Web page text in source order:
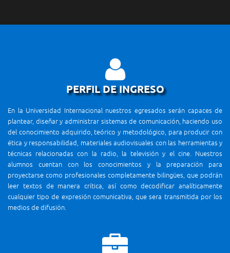
PERFIL DE INGRESO
En la Universidad Internacional nuestros egresados serán capaces de
plantear, diseñar y administrar sistemas de comunicación, haciendo uso
del conocimiento adquirido, teórico y metodológico, para producir con
ética y responsabilidad, materiales audiovisuales con las herramientas y
técnicas relacionadas con la radio, la televisión y el cine. Nuestros
alumnos cuentan con los conocimientos y la preparación para
proyectarse como profesionales completamente bilingües, que podrán
leer textos de manera crítica, así como decodificar analíticamente
cualquier tipo de expresión comunicativa, que sera transmitida por los
medios de difusión.